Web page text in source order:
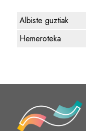
Albiste guztiak
Hemeroteka